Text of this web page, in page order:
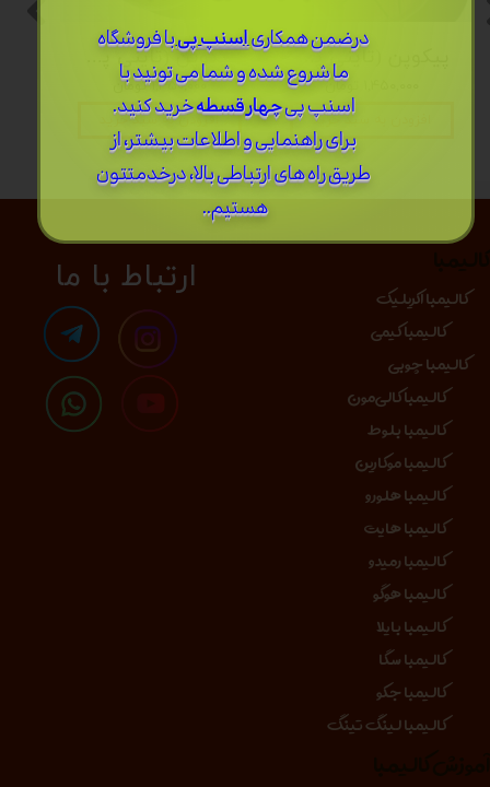
پیکوپن (تاینی پن) 6 نت برند دلکو
۱,۴۵۰,۰۰۰ تومان
افزودن به سبد خرید
پیکوپن (تاینی پن) 6 نت برند دلکو
افزودن به سبد خرید
​​​ارتباط با ما کالیمبا
کالیمبا اکریلیک
کالیمبا کیمی
کالیمبا چوبی
کالیمبا کالی‌مون
کالیمبا بلوط
کالیمبا موکارین
کالیمبا هلورو
کالیمبا هایت
کالیمبا رمیدو
کالیمبا هوگو
کالیمبا بایلا
کالیمبا سگا
کالیمبا جکو
کالیمبا لینگ تینگ
درضمن ​همکاریاسنپ پیبا فروشگاه
ما شروع شده و شما می تونید با
اسنپ پیچهار قسطهخرید کنید.
برای راهنمایی و اطلاعات بیشتر، از
طریق راه های ارتباطی بالا، درخدمتتون
هستیم..